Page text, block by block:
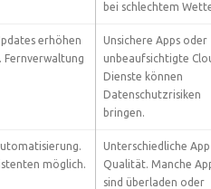
bei schlechtem
erhöhen
Fernverwaltung
Unsichere Apps oder
unbeaufsichtigte
Dienste können
Datenschutzrisiken
bringen.
möglich.
Unterschiedliche
Qualität. Manche
sind überladen oder